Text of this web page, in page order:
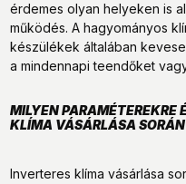
érdemes olyan helyeken is
működés. A hagyományos
készülékek általában
a mindennapi teendőket
MILYEN PARAMÉTEREKRE
KLÍMA VÁSÁRLÁSA
Inverteres klíma vásárlása